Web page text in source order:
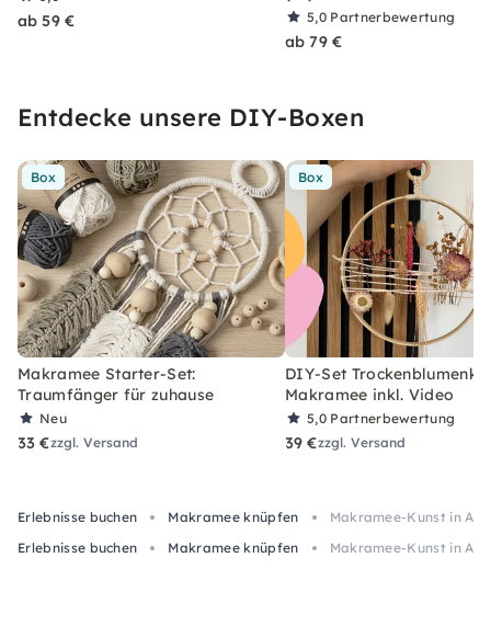
ab 59 € 5,0 Partnerbewertung
ab 79 €
Entdecke unsere DIY-Boxen
Box
Makramee Starter-Set:
Traumfänger für zuhause
Neu
33 €zzgl. Versand
Box
DIY-Set
Makramee inkl. Video
5,0 Partnerbewertung
39 €zzgl. Versand
Erlebnisse buchen Makramee knüpfen
Makramee-Kunst in
Erlebnisse buchen
Makramee knüpfen Makramee-Kunst in